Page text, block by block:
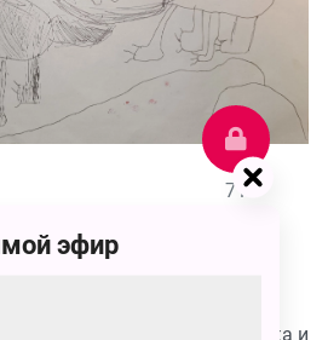
71
Умка, маленький волк, птичка и
эфир